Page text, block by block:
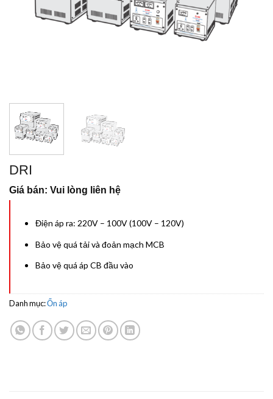
DRI
Giá bán: Vui lòng liên hệ
Điện áp ra: 220V – 100V (100V – 120V)
Bảo vệ quá tải và đoản mạch MCB
Bảo vệ quá áp CB đầu vào
Danh mục:Ổn áp